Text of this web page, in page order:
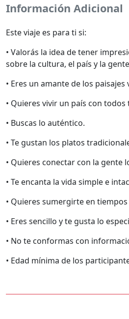
Información Adicional
Este viaje es para ti si:
• Valorás la idea de tener
sobre la cultura, el país y la
• Eres un amante de los paisajes
• Quieres vivir un país con todos
• Buscas lo auténtico.
• Te gustan los platos
• Quieres conectar con la gente
• Te encanta la vida simple e
• Quieres sumergirte en
• Eres sencillo y te gusta lo
• No te conformas con
• Edad mínima de los